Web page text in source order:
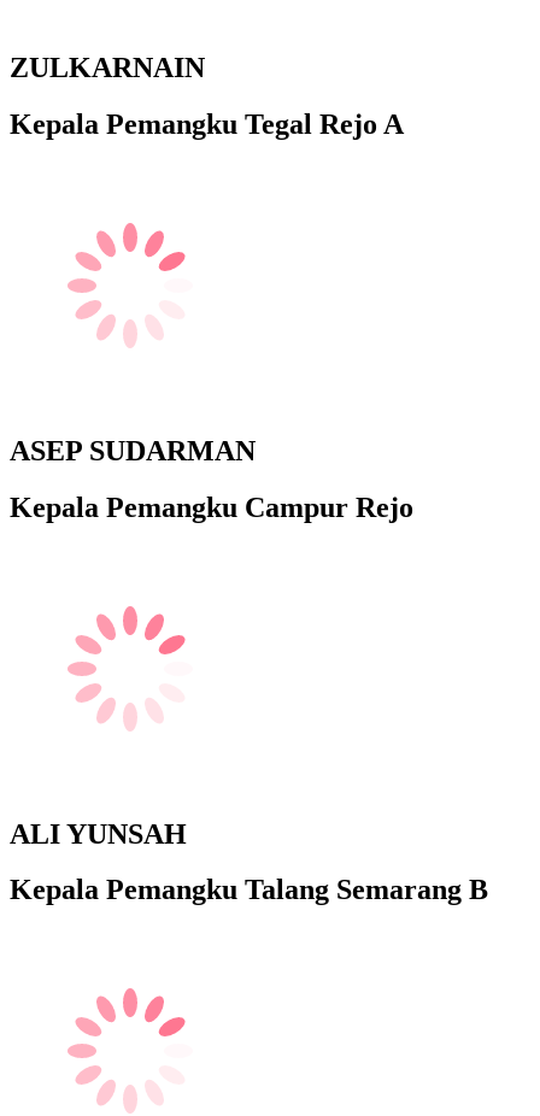
ZULKARNAIN
Kepala Pemangku Tegal Rejo A
ASEP SUDARMAN
Kepala Pemangku Campur Rejo
ALI YUNSAH
Kepala Pemangku Talang Semarang B